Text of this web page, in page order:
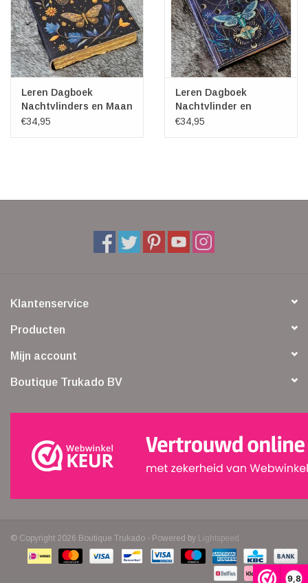
9,8
Leren Dagboek
Nachtvlinders en Maan
18x13cm
€34,95
Leren Dagboek
Nachtvlinder en
Maanfasen 18x13cm
€34,95
Klantenservice
Producten
Mijn account
Boutique Trukado BV
© Copyright 2026 Boutique Trukado - Powered by Lightspeed